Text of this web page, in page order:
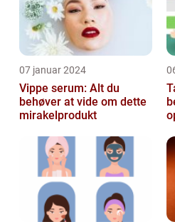
07 januar 2024
Vippe serum: Alt du
behøver at vide om dette
mirakelprodukt